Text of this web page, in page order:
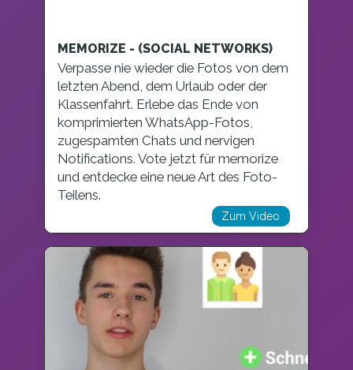
MEMORIZE - (SOCIAL NETWORKS)
Verpasse nie wieder die Fotos von dem
letzten Abend, dem Urlaub oder der
Klassenfahrt. Erlebe das Ende von
komprimierten WhatsApp-Fotos,
zugespamten Chats und nervigen
Notifications. Vote jetzt für memorize
und entdecke eine neue Art des Foto-
Teilens.
Zum Video